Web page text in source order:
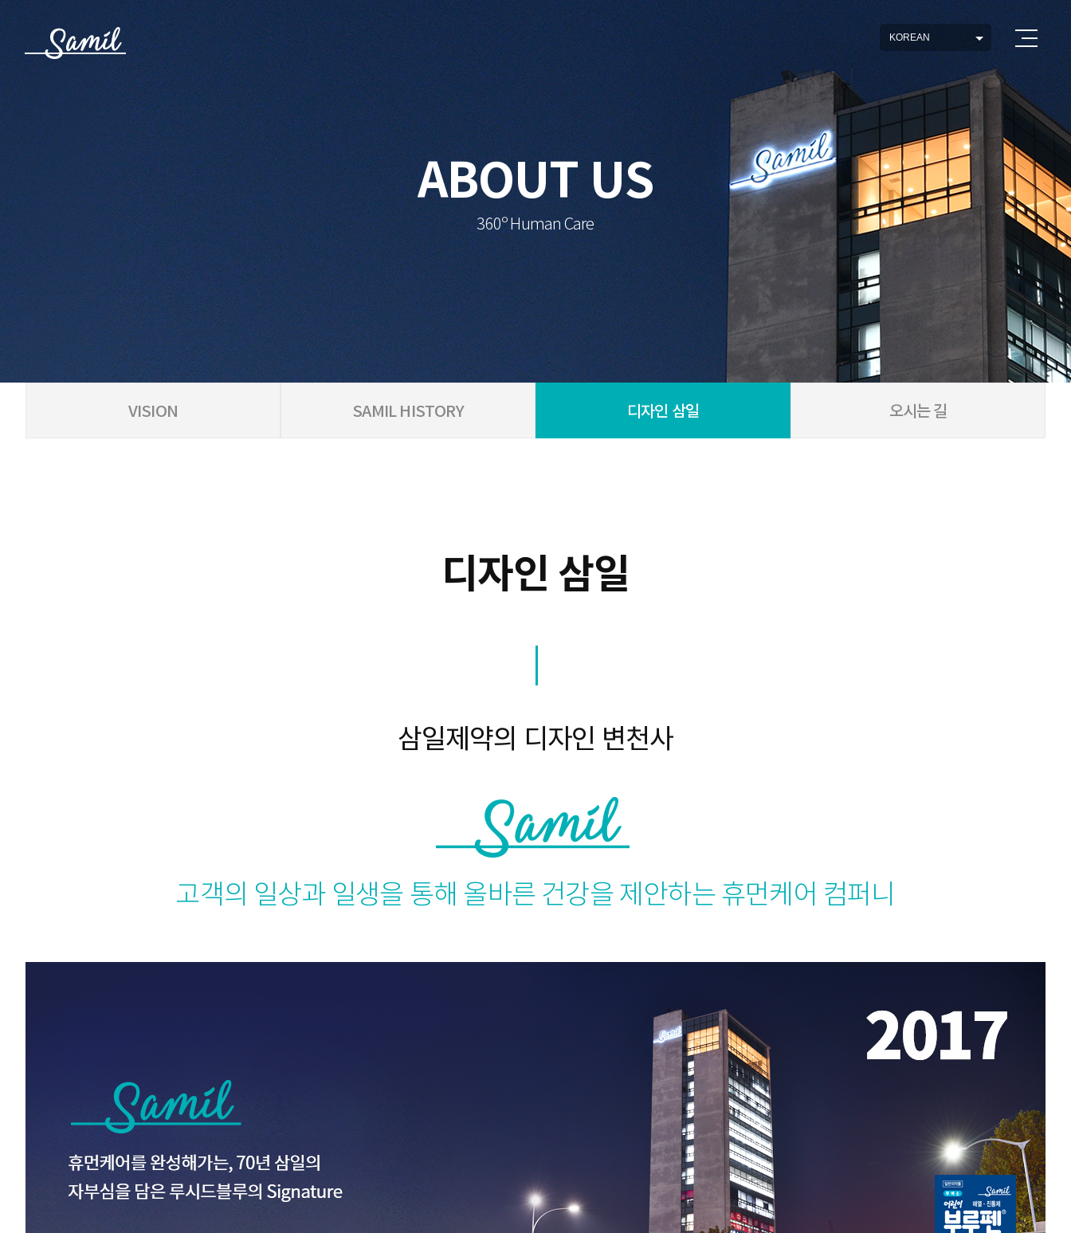
ABOUT US
360º Human Care
VISION SAMIL HISTORY 디자인 삼일 오시는 길
디자인 삼일
삼일제약의 디자인 변천사
고객의 일상과 일생을 통해 올바른 건강을 제안하는 휴먼케어 컴퍼니